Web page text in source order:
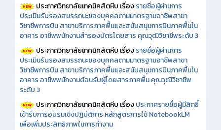
ประกาศวิทยาลัยเทคนิคสัตหีบ เรื่องรายชื่อผู้ผ่านการ
ประเมินรับรองสมรรถนะของบุคคลตามมาตรฐานอาชีพสาขา
วิชาชีพการบิน สาขาบริการภาคพื้นและสนับสนุนการบินภาคพื้นใน
อาคาร อาชีพพนักงานสำรองบัตรโดยสาร คุณวุฒิวิชาชีพระดับ 3
ประกาศวิทยาลัยเทคนิคสัตหีบ เรื่องรายชื่อผู้ผ่านการ
ประเมินรับรองสมรรถนะของบุคคลตามมาตรฐานอาชีพสาขา
วิชาชีพการบิน สาขาบริการภาคพื้นและสนับสนุนการบินภาคพื้นใน
อาคาร อาชีพพนักงานต้อนรับผู้โดยสารภาคพื้น คุณวุฒิวิชาชีพ
ระดับ 3
ประกาศวิทยาลัยเทคนิคสัตหีบ เรื่องประกาศรายชื่อผู้มีสิทธิ์
เข้ารับการอบรมเชิงปฏิบัติการ หลักสูตรการใช้ NotebookLM
เพื่อเพิ่มประสิทธิภาพในการทำงาน